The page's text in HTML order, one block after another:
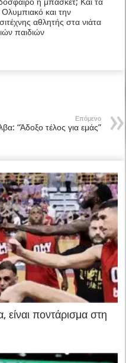
ή μπάσκετ; Και τα
και την
αθλητής στα νιάτα
παιδιών
Επόμενο
“Άδοξο τέλος για εμάς”
είναι ποντάρισμα στη